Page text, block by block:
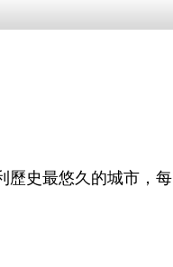
歷史最悠久的城市，每